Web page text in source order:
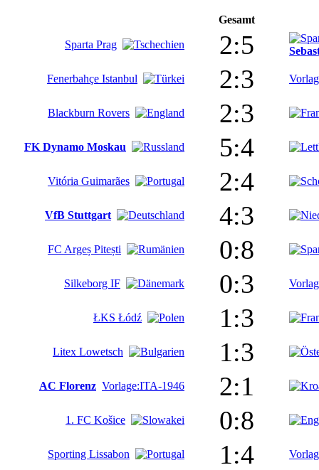
Gesamt
Sparta Prag 2:5
Fenerbahçe Istanbul 2:3
Blackburn Rovers 2:3
FK Dynamo Moskau 5:4
Vitória Guimarães 2:4
VfB Stuttgart 4:3
FC Argeș Pitești 0:8
Silkeborg IF 0:3
ŁKS Łódź 1:3
Litex Lowetsch 1:3
AC Florenz Vorlage:ITA-1946 2:1
1. FC Košice 0:8
Sporting Lissabon 1:4